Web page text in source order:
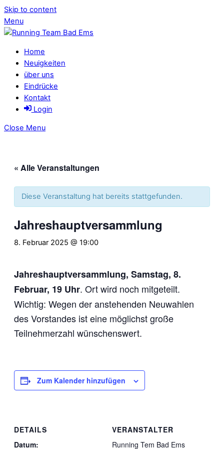
Skip to content
Menu
Home
Neuigkeiten
über uns
Eindrücke
Kontakt
Login
Close Menu
« Alle Veranstaltungen
Diese Veranstaltung hat bereits stattgefunden.
Jahreshauptversammlung
8. Februar 2025 @ 19:00
Jahreshauptversammlung, Samstag, 8.
Februar, 19 Uhr. Ort wird noch mitgeteilt.
Wichtig: Wegen der anstehenden Neuwahlen
des Vorstandes ist eine möglichst große
Teilnehmerzahl wünschenswert.
Zum Kalender hinzufügen
DETAILS
Datum:
VERANSTALTER
Running Tem Bad Ems